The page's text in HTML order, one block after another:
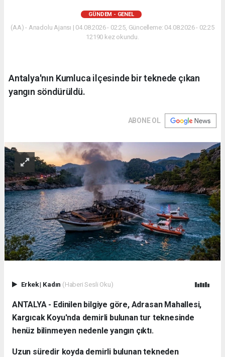
GÜNDEM - GENEL
(AA) - Anadolu Ajansı | 04.08.2026 - 02:25, Güncelleme: 04.08.2026 - 02:25
12190 kez okundu.
Antalya'nın Kumluca ilçesinde bir teknede çıkan
yangın söndürüldü.
ABONE OL
Erkek| Kadın (Haberi Sesli Oku)
ANTALYA - Edinilen bilgiye göre, Adrasan Mahallesi,
Kargıcak Koyu'nda demirli bulunan tur teknesinde
henüz bilinmeyen nedenle yangın çıktı.
Uzun süredir koyda demirli bulunan tekneden